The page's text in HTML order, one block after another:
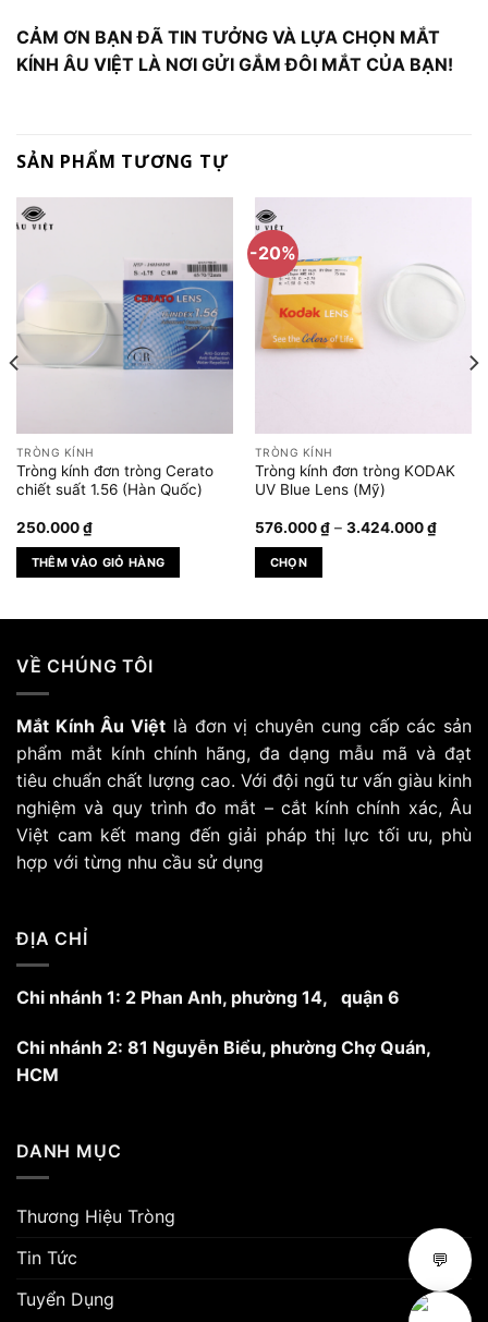
CẢM ƠN BẠN ĐÃ TIN TƯỞNG VÀ LỰA CHỌN MẮT
KÍNH ÂU VIỆT LÀ NƠI GỬI GẮM ĐÔI MẮT CỦA BẠN!
SẢN PHẨM TƯƠNG TỰ
TRÒNG KÍNH
Tròng kính đơn tròng Cerato
chiết suất 1.56 (Hàn Quốc)
250.000₫
THÊM VÀO GIỎ HÀNG
-20%
TRÒNG KÍNH
Tròng kính đơn tròng KODAK
UV Blue Lens (Mỹ)
576.000₫ – 3.424.000₫Khoảng
giá:
CHỌN
thể.
Các
tùy
chọn
có
thể
được
VỀ CHÚNG TÔI
Mắt Kính Âu Việt là đơn vị chuyên cung cấp các sản
phẩm mắt kính chính hãng, đa dạng mẫu mã và đạt
tiêu chuẩn chất lượng cao. Với đội ngũ tư vấn giàu kinh
nghiệm và quy trình đo mắt – cắt kính chính xác, Âu
Việt cam kết mang đến giải pháp thị lực tối ưu, phù
hợp với từng nhu cầu sử dụng
ĐỊA CHỈ
Chi nhánh 1: 2 Phan Anh, phường 14, quận 6
Chi nhánh 2: 81 Nguyễn Biểu, phường Chợ Quán,
HCM
DANH MỤC
Thương Hiệu Tròng
Tin Tức
Tuyển Dụng
💬